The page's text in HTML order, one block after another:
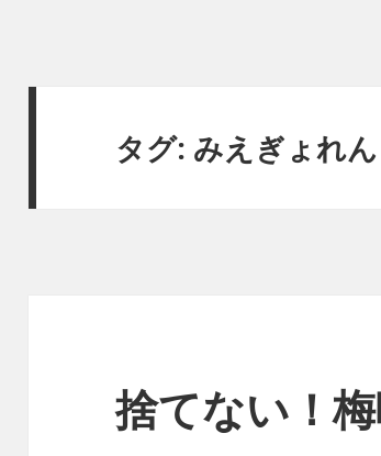
タグ: みえぎょれん
捨てない！